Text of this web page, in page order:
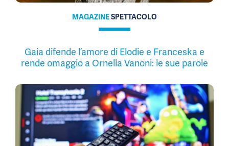
MAGAZINESPETTACOLO
Gaia difende l’amore di Elodie e Franceska e
rende omaggio a Ornella Vanoni: le sue parole